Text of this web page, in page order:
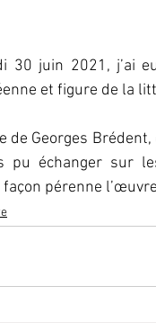
30 juin 2021, j’ai
et figure de la
de Georges
pu échanger sur
façon pérenne